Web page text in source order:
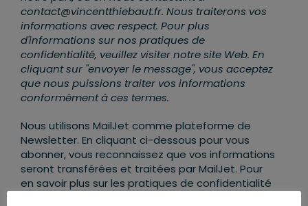
contact@vincentthiebaut.fr. Nous traiterons vos
informations avec respect. Pour plus
d'informations sur nos pratiques de
confidentialité, veuillez visiter notre site Web. En
cliquant sur "envoyer le message", vous acceptez
que nous puissions traiter vos informations
conformément à ces termes.
Nous utilisons MailJet comme plateforme de
Newsletter. En cliquant ci-dessous pour vous
abonner, vous reconnaissez que vos informations
seront transférées et traitées par MailJet. Pour
en savoir plus sur les pratiques de confidentialité